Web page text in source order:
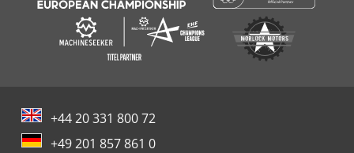
+44 20 331 800 72
+49 201 857 861 0